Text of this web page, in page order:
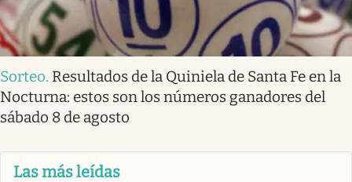
Sorteo. Resultados de la Quiniela de Santa Fe en la
Nocturna: estos son los números ganadores del
sábado 8 de agosto
Las más leídas